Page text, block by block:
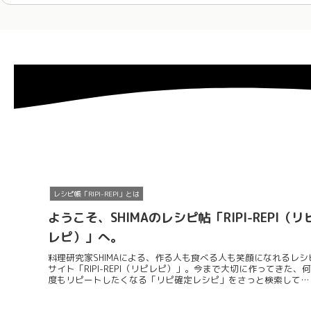
レシピ帳「RIPI-REPI」とは
ようこそ、SHIMAのレシピ帖「RIPI-REPI（リ
レピ）」へ。
料理研究家SHIMAによる、作る人も食べる人も笑顔になれるレシ
サイト「RIPI-REPI（リピレピ）」。今まで大切に作ってきた、何
度もリピートしたくなる「リピ確定レシピ」をさっと検索して見